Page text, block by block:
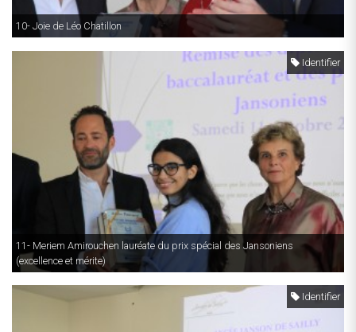
10- Joie de Léo Chatillon
Identifier
11- Meriem Amirouchen lauréate du prix spécial des Jansoniens
(excellence et mérite)
Identifier